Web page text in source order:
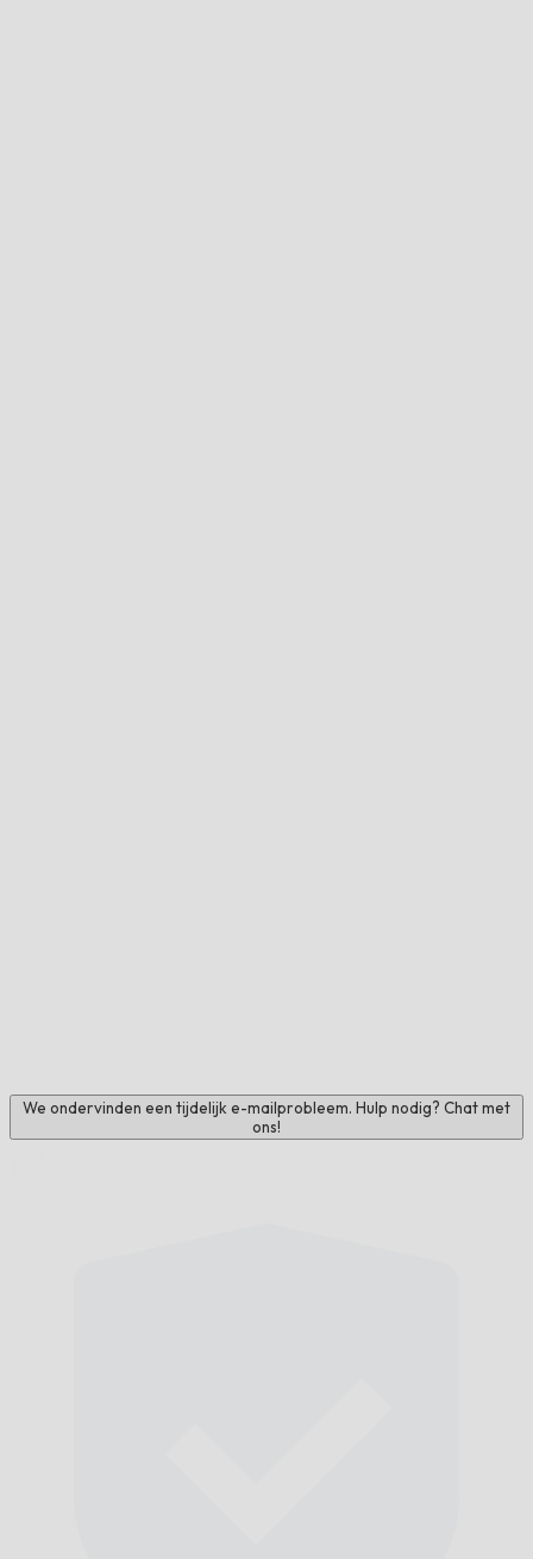
We ondervinden een tijdelijk e-mailprobleem. Hulp nodig? Chat met
ons!